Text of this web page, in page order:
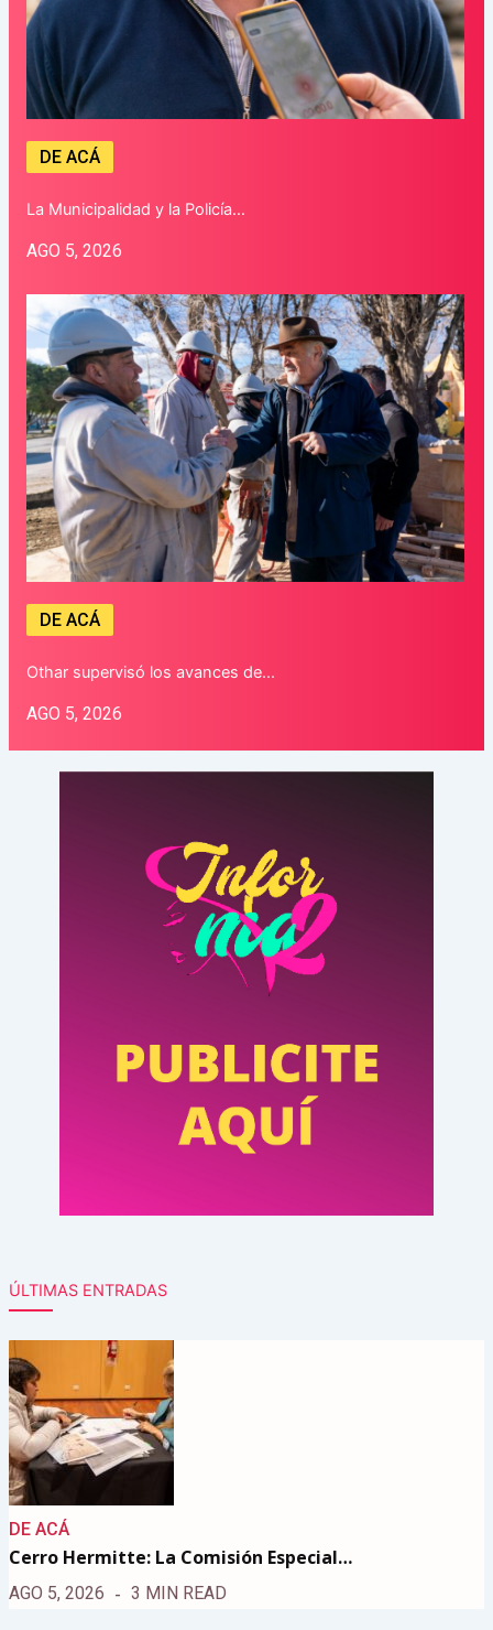
DE ACÁ
La Municipalidad y la Policía…
AGO 5, 2026
DE ACÁ
Othar supervisó los avances de…
AGO 5, 2026
ÚLTIMAS ENTRADAS
DE ACÁ
Cerro Hermitte: La Comisión Especial…
AGO 5, 2026 3 MIN READ